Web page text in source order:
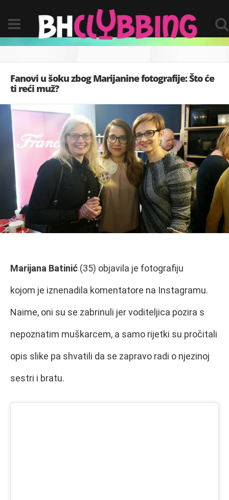
Fanovi u šoku zbog Marijanine fotografije: Što će
ti reći muž?
Marijana Batinić (35) objavila je fotografiju
kojom je iznenadila komentatore na Instagramu.
Naime, oni su se zabrinuli jer voditeljica pozira s
nepoznatim muškarcem, a samo rijetki su pročitali
opis slike pa shvatili da se zapravo radi o njezinoj
sestri i bratu.